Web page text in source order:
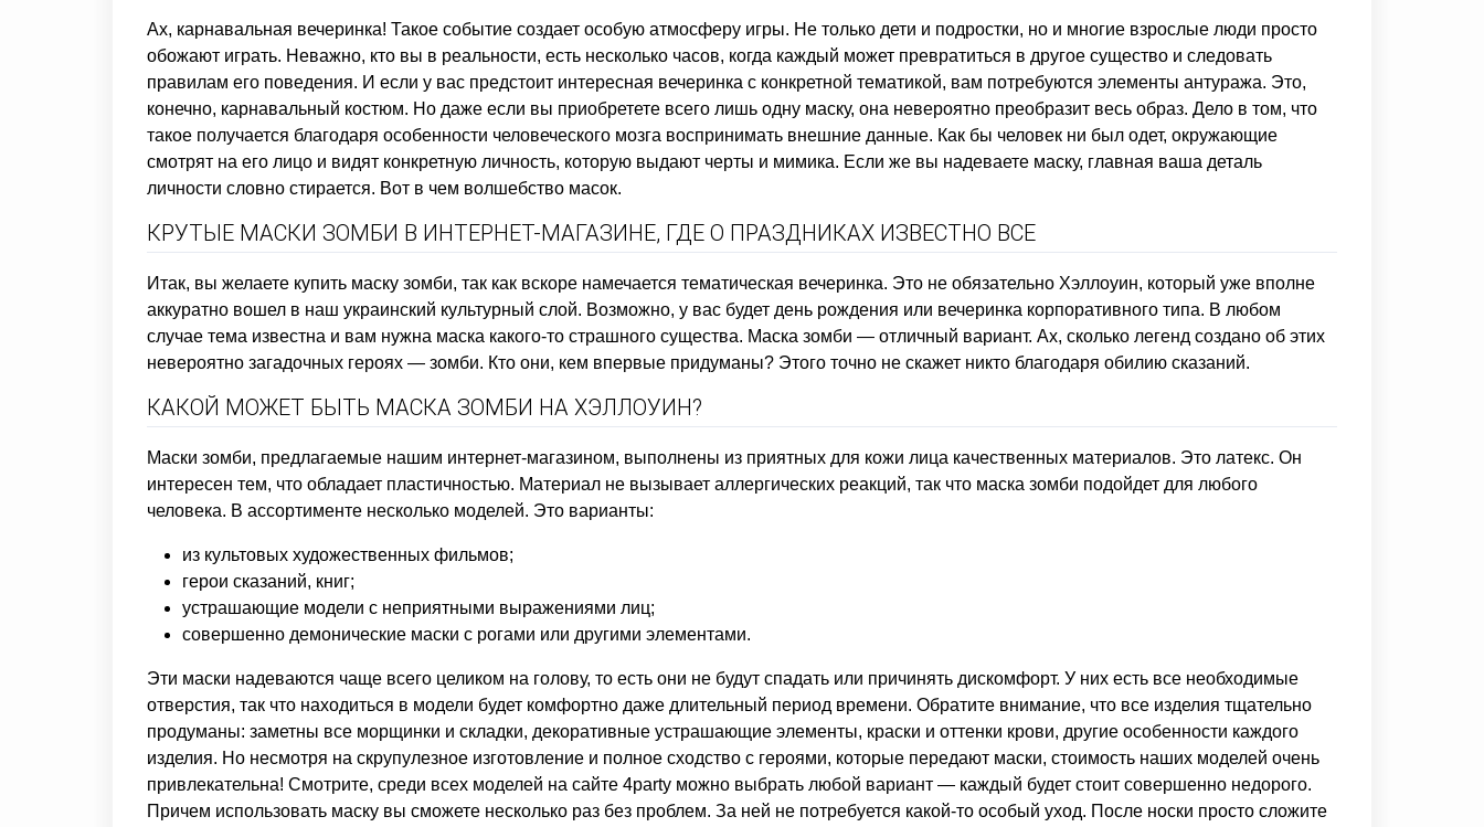
Ах, карнавальная вечеринка! Такое событие создает особую атмосферу игры. Не только дети и подростки, но и многие взрослые люди просто
обожают играть. Неважно, кто вы в реальности, есть несколько часов, когда каждый может превратиться в другое существо и следовать
правилам его поведения. И если у вас предстоит интересная вечеринка с конкретной тематикой, вам потребуются элементы антуража. Это,
конечно, карнавальный костюм. Но даже если вы приобретете всего лишь одну маску, она невероятно преобразит весь образ. Дело в том, что
такое получается благодаря особенности человеческого мозга воспринимать внешние данные. Как бы человек ни был одет, окружающие
смотрят на его лицо и видят конкретную личность, которую выдают черты и мимика. Если же вы надеваете маску, главная ваша деталь
личности словно стирается. Вот в чем волшебство масок.
КРУТЫЕ МАСКИ ЗОМБИ В ИНТЕРНЕТ-МАГАЗИНЕ, ГДЕ О ПРАЗДНИКАХ ИЗВЕСТНО ВСЕ
Итак, вы желаете купить маску зомби, так как вскоре намечается тематическая вечеринка. Это не обязательно Хэллоуин, который уже вполне
аккуратно вошел в наш украинский культурный слой. Возможно, у вас будет день рождения или вечеринка корпоративного типа. В любом
случае тема известна и вам нужна маска какого-то страшного существа. Маска зомби — отличный вариант. Ах, сколько легенд создано об этих
невероятно загадочных героях — зомби. Кто они, кем впервые придуманы? Этого точно не скажет никто благодаря обилию сказаний.
КАКОЙ МОЖЕТ БЫТЬ МАСКА ЗОМБИ НА ХЭЛЛОУИН?
Маски зомби, предлагаемые нашим интернет-магазином, выполнены из приятных для кожи лица качественных материалов. Это латекс. Он
интересен тем, что обладает пластичностью. Материал не вызывает аллергических реакций, так что маска зомби подойдет для любого
человека. В ассортименте несколько моделей. Это варианты:
из культовых художественных фильмов;
герои сказаний, книг;
устрашающие модели с неприятными выражениями лиц;
совершенно демонические маски с рогами или другими элементами.
Эти маски надеваются чаще всего целиком на голову, то есть они не будут спадать или причинять дискомфорт. У них есть все необходимые
отверстия, так что находиться в модели будет комфортно даже длительный период времени. Обратите внимание, что все изделия тщательно
продуманы: заметны все морщинки и складки, декоративные устрашающие элементы, краски и оттенки крови, другие особенности каждого
изделия. Но несмотря на скрупулезное изготовление и полное сходство с героями, которые передают маски, стоимость наших моделей очень
привлекательна! Смотрите, среди всех моделей на сайте 4party можно выбрать любой вариант — каждый будет стоит совершенно недорого.
Причем использовать маску вы сможете несколько раз без проблем. За ней не потребуется какой-то особый уход. После носки просто сложите